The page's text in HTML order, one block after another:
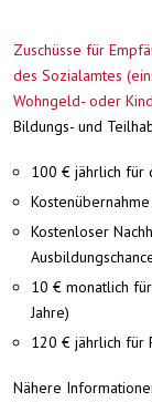
Zuschüsse für
des Sozialamtes
Wohngeld- oder
Bildungs- und
100 € jährlich für
Kostenloser
10 € monatlich
Jahre)
120 € jährlich für
Nähere